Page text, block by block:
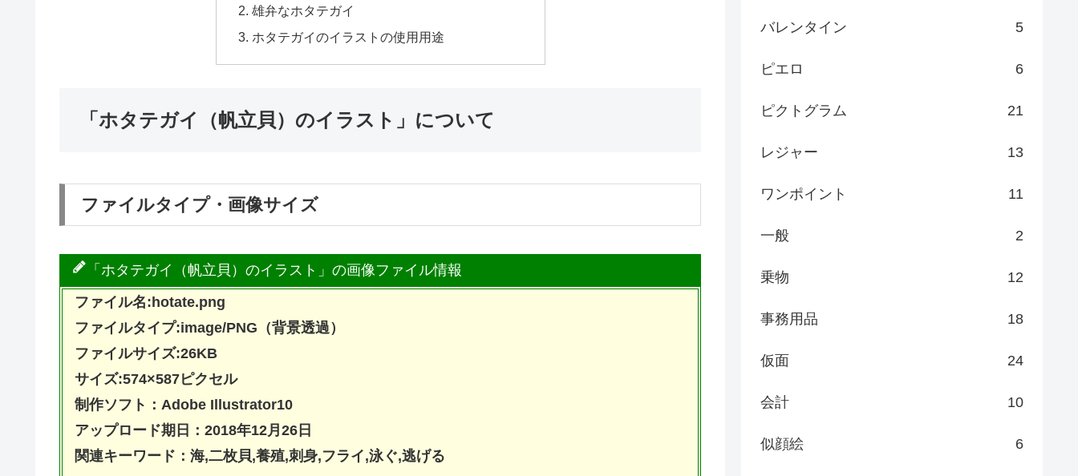
雄弁なホタテガイ
ホタテガイのイラストの使用用途
「ホタテガイ（帆立貝）のイラスト」について
ファイルタイプ・画像サイズ
「ホタテガイ（帆立貝）のイラスト」の画像ファイル情報
ファイル名:hotate.png
ファイルタイプ:image/PNG（背景透過）
ファイルサイズ:26KB
サイズ:574×587ピクセル
制作ソフト：Adobe Illustrator10
アップロード期日：2018年12月26日
関連キーワード：海,二枚貝,養殖,刺身,フライ,泳ぐ,逃げる
バレンタイン 5
ピエロ 6
ピクトグラム 21
レジャー 13
ワンポイント 11
一般 2
乗物 12
事務用品 18
仮面 24
会計 10
似顔絵 6